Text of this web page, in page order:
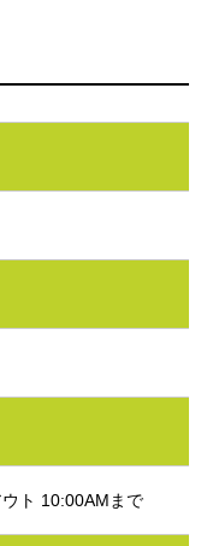
ト 10:00AMまで